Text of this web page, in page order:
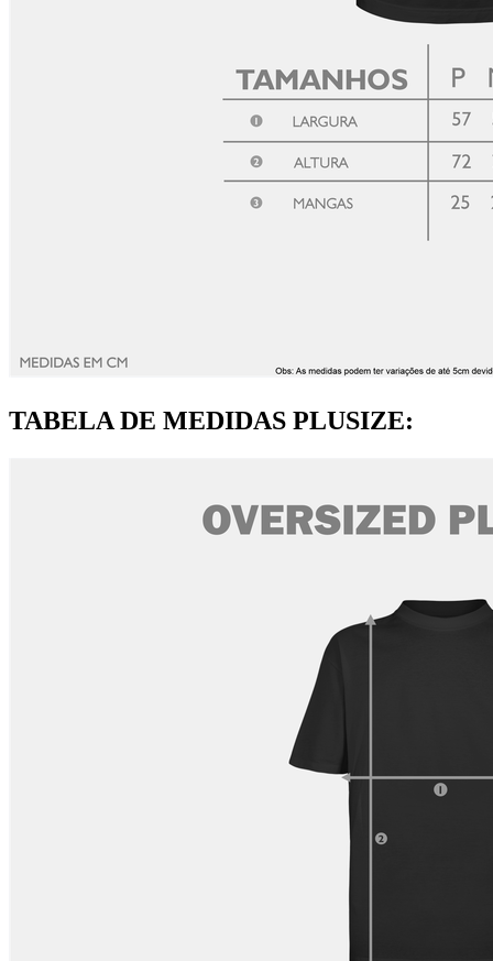
TABELA DE MEDIDAS PLUSIZE: